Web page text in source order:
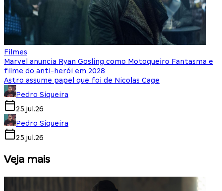
Filmes
Marvel anuncia Ryan Gosling como Motoqueiro Fantasma e
filme do anti-herói em 2028
Astro assume papel que foi de Nicolas Cage
Pedro Siqueira
25.jul.26
Pedro Siqueira
25.jul.26
Veja mais